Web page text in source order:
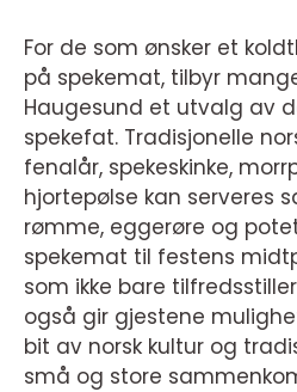
For de som ønsker et
på spekemat, tilbyr
Haugesund et utvalg av
spekefat. Tradisjonelle
fenalår, spekeskinke,
hjortepølse kan serveres
rømme, eggerøre og
spekemat til festens
som ikke bare
også gir gjestene
bit av norsk kultur og
små og store